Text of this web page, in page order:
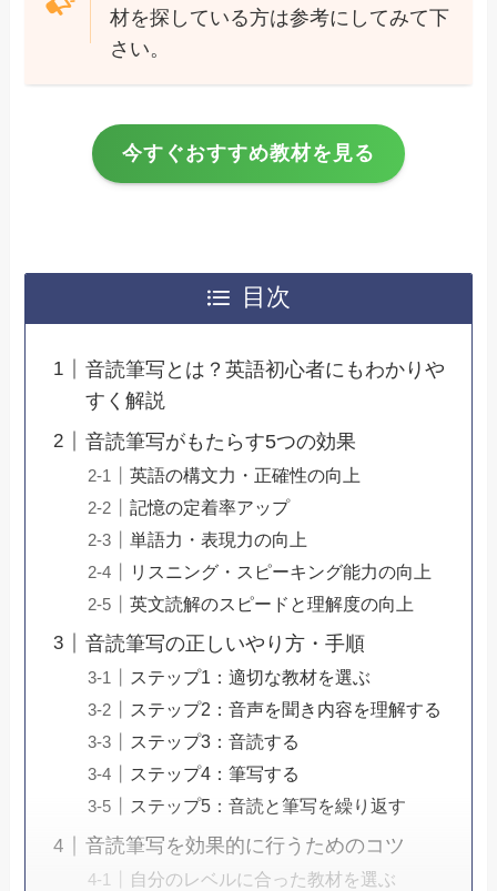
材を探している方は参考にしてみて下
さい。
今すぐおすすめ教材を見る
目次
音読筆写とは？英語初心者にもわかりや
すく解説
音読筆写がもたらす5つの効果
英語の構文力・正確性の向上
記憶の定着率アップ
単語力・表現力の向上
リスニング・スピーキング能力の向上
英文読解のスピードと理解度の向上
音読筆写の正しいやり方・手順
ステップ1：適切な教材を選ぶ
ステップ2：音声を聞き内容を理解する
ステップ3：音読する
ステップ4：筆写する
ステップ5：音読と筆写を繰り返す
音読筆写を効果的に行うためのコツ
自分のレベルに合った教材を選ぶ